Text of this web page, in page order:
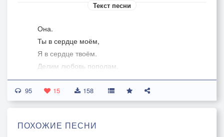
Текст песни
Она.
Ты в сердце моём,
Я в сердце твоём.
Делим любовь пополам.
В прохладной ночи
Слова горячи.
Звёзды завидуют нам.
Вместе.
95 15 158
ПОХОЖИЕ ПЕСНИ